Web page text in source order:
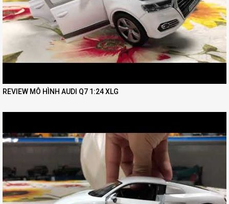
REVIEW MÔ HÌNH AUDI Q7 1:24 XLG